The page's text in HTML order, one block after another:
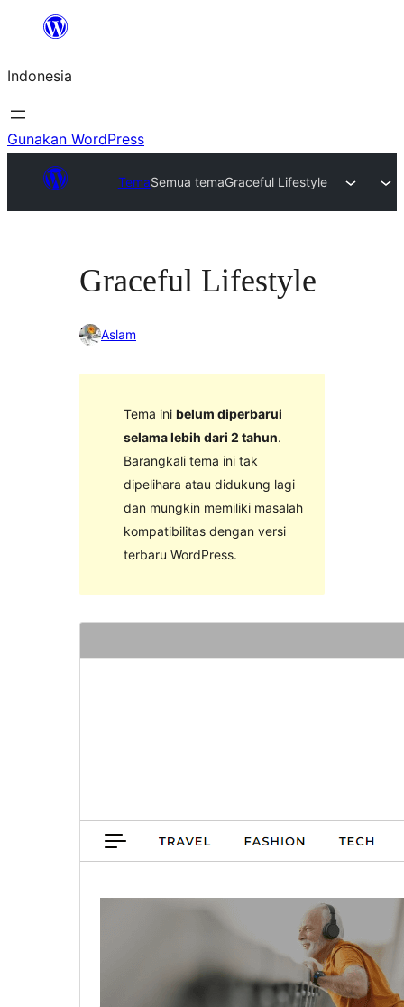
Lewati
konten
Indonesia
Gunakan WordPress
TemaSemua temaGraceful Lifestyle
Graceful Lifestyle
Aslam
Tema ini belum diperbarui
selama lebih dari 2 tahun.
Barangkali tema ini tak
dipelihara atau didukung lagi
dan mungkin memiliki masalah
kompatibilitas dengan versi
terbaru WordPress.